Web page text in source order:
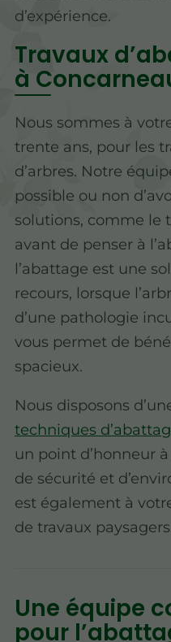
d’expérience.
Travaux
à
Nous sommes à
trente ans, pour les
d’arbres. Notre
possible ou non
solutions, comme le
avant de penser à
l’abattage est une
recours, lorsque
d’une pathologie
vous permet de
spacieux.
Nous disposons
techniques
un point d’honneur
de sécurité et
est également à
de travaux
Une équipe
pour